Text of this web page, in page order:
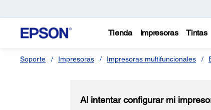
Tienda Impresoras Tintas
Soporte Impresoras Impresoras multifuncionales
Al intentar configurar mi